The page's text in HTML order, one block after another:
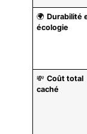
🌍Durabilité
écologie
💸Coût total
caché